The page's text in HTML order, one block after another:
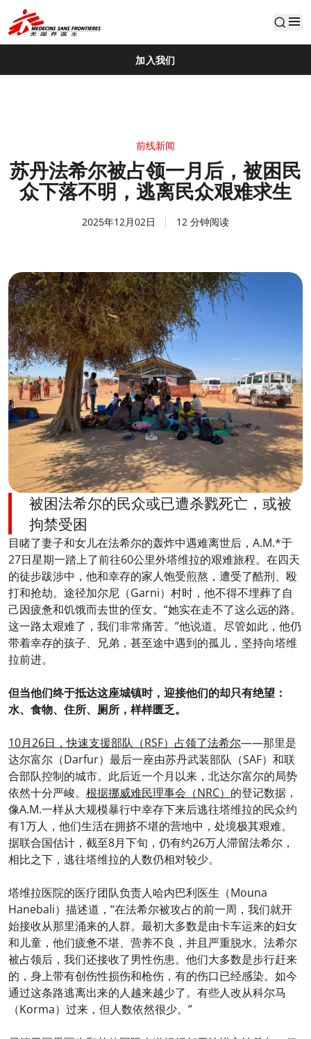
default
加入我们
前线新闻
苏丹法希尔被占领一月后，被困民
众下落不明，逃离民众艰难求生
2025年12月02日 12 分钟阅读
被困法希尔的民众或已遭杀戮死亡，或被
拘禁受困
目睹了妻子和女儿在法希尔的轰炸中遇难离世后，A.M.*于
27日星期一踏上了前往60公里外塔维拉的艰难旅程。在四天
的徒步跋涉中，他和幸存的家人饱受煎熬，遭受了酷刑、殴
打和抢劫。途径加尔尼（Garni）村时，他不得不埋葬了自
己因疲惫和饥饿而去世的侄女。“她实在走不了这么远的路。
这一路太艰难了，我们非常痛苦。”他说道。尽管如此，他仍
带着幸存的孩子、兄弟，甚至途中遇到的孤儿，坚持向塔维
拉前进。
但当他们终于抵达这座城镇时，迎接他们的却只有绝望：
水、食物、住所、厕所，样样匮乏。
10月26日，快速支援部队（RSF）占领了法希尔——那里是
达尔富尔（Darfur）最后一座由苏丹武装部队（SAF）和联
合部队控制的城市。此后近一个月以来，北达尔富尔的局势
依然十分严峻。 根据挪威难民理事会（NRC） 的登记数据，
像A.M.一样从大规模暴行中幸存下来后逃往塔维拉的民众约
有1万人，他们生活在拥挤不堪的营地中，处境极其艰难。
据联合国估计，截至8月下旬，仍有约26万人滞留法希尔，
相比之下，逃往塔维拉的人数仍相对较少。
塔维拉医院的医疗团队负责人哈内巴利医生（Mouna
Hanebali）描述道，“在法希尔被攻占的前一周，我们就开
始接收从那里涌来的人群。最初大多数是由卡车运来的妇女
和儿童，他们疲惫不堪、营养不良，并且严重脱水。法希尔
被占领后，我们还接收了男性伤患。他们大多数是步行赶来
的，身上带有创伤性损伤和枪伤，有的伤口已经感染。如今
通过这条路逃离出来的人越来越少了。有些人改从科尔马
（Korma）过来，但人数依然很少。”